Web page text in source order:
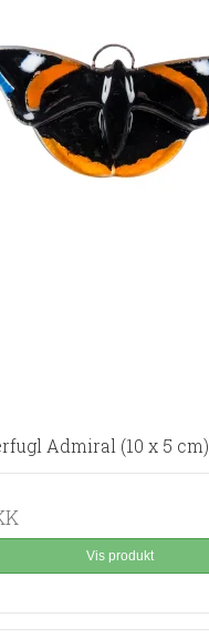
Admiral (10 x 5 cm)
Vis produkt